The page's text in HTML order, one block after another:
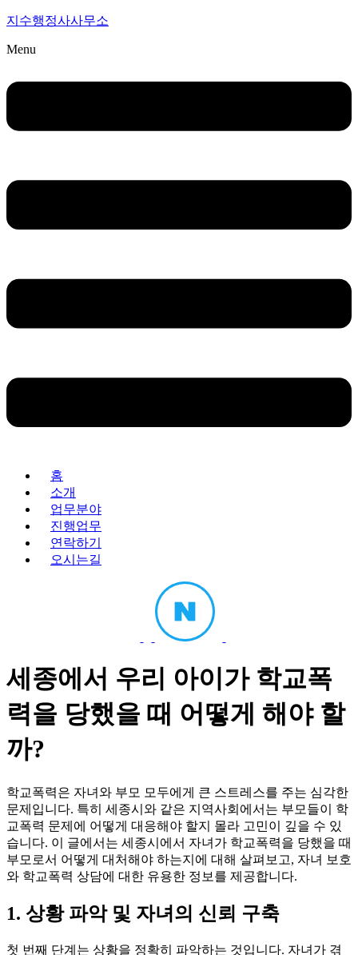
지수행정사사무소
Menu
홈
소개
업무분야
진행업무
연락하기
오시는길
세종에서 우리 아이가 학교폭
력을 당했을 때 어떻게 해야 할
까?
학교폭력은 자녀와 부모 모두에게 큰 스트레스를 주는 심각한
문제입니다. 특히 세종시와 같은 지역사회에서는 부모들이 학
교폭력 문제에 어떻게 대응해야 할지 몰라 고민이 깊을 수 있
습니다. 이 글에서는 세종시에서 자녀가 학교폭력을 당했을 때
부모로서 어떻게 대처해야 하는지에 대해 살펴보고, 자녀 보호
와 학교폭력 상담에 대한 유용한 정보를 제공합니다.
1. 상황 파악 및 자녀의 신뢰 구축
첫 번째 단계는 상황을 정확히 파악하는 것입니다. 자녀가 겪